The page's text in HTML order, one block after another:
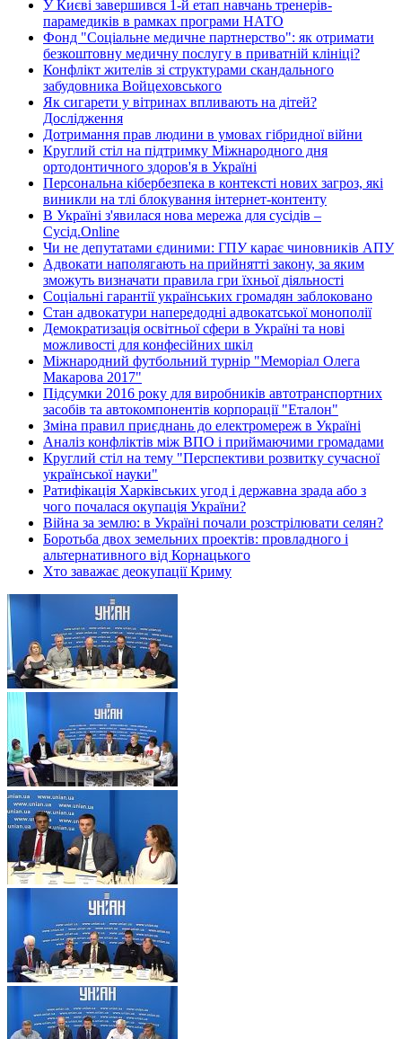
У Києві завершився 1-й етап навчань тренерів-
парамедиків в рамках програми НАТО
Фонд "Соціальне медичне партнерство": як отримати
безкоштовну медичну послугу в приватній клініці?
Конфлікт жителів зі структурами скандального
забудовника Войцеховського
Як сигарети у вітринах впливають на дітей?
Дослідження
Дотримання прав людини в умовах гібридної війни
Круглий стіл на підтримку Міжнародного дня
ортодонтичного здоров'я в Україні
Персональна кібербезпека в контексті нових загроз, які
виникли на тлі блокування інтернет-контенту
В Україні з'явилася нова мережа для сусідів –
Сусід.Online
Чи не депутатами єдиними: ГПУ карає чиновників АПУ
Адвокати наполягають на прийнятті закону, за яким
зможуть визначати правила гри їхньої діяльності
Соціальні гарантії українських громадян заблоковано
Стан адвокатури напередодні адвокатської монополії
Демократизація освітньої сфери в Україні та нові
можливості для конфесійних шкіл
Міжнародний футбольний турнір "Меморіал Олега
Макарова 2017"
Підсумки 2016 року для виробників автотранспортних
засобів та автокомпонентів корпорації "Еталон"
Зміна правил приєднань до електромереж в Україні
Аналіз конфліктів між ВПО і приймаючими громадами
Круглий стіл на тему "Перспективи розвитку сучасної
української науки"
Ратифікація Харківських угод і державна зрада або з
чого почалася окупація України?
Війна за землю: в Україні почали розстрілювати селян?
Боротьба двох земельних проектів: провладного і
альтернативного від Корнацького
Хто заважає деокупації Криму